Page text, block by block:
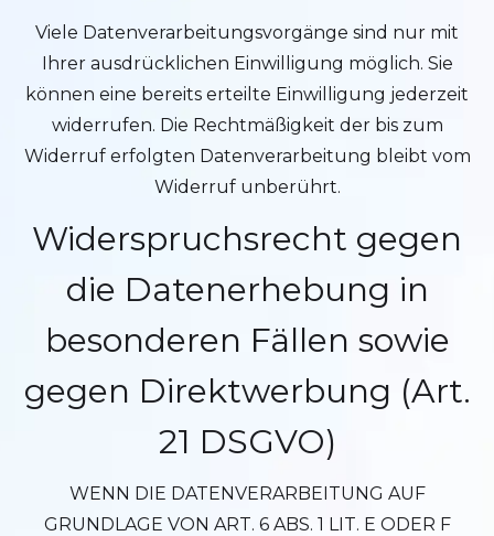
Viele Datenverarbeitungsvorgänge sind nur mit
Ihrer ausdrücklichen Einwilligung möglich. Sie
können eine bereits erteilte Einwilligung jederzeit
widerrufen. Die Rechtmäßigkeit der bis zum
Widerruf erfolgten Datenverarbeitung bleibt vom
Widerruf unberührt.
Widerspruchsrecht gegen
die Datenerhebung in
besonderen Fällen sowie
gegen Direktwerbung (Art.
21 DSGVO)
WENN DIE DATENVERARBEITUNG AUF
GRUNDLAGE VON ART. 6 ABS. 1 LIT. E ODER F